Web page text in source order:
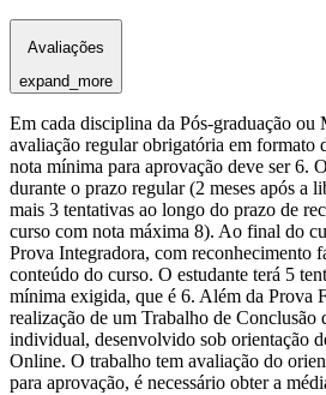
Avaliações
expand_more
Em cada disciplina da Pós-graduação ou
avaliação regular obrigatória em formato
nota mínima para aprovação deve ser 6.
durante o prazo regular (2 meses após a
mais 3 tentativas ao longo do prazo de
curso com nota máxima 8). Ao final do
Prova Integradora, com reconhecimento
conteúdo do curso. O estudante terá 5
mínima exigida, que é 6. Além da Prova
realização de um Trabalho de Conclusão
individual, desenvolvido sob orientação
Online. O trabalho tem avaliação do
para aprovação, é necessário obter a